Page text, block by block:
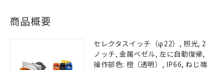
商品概要
セレクタスイッチ（φ22）, 照光, 2
ノッチ, 金属ベゼル, 左に自動復帰,
操作部色: 橙（透明）, IP66, ねじ端